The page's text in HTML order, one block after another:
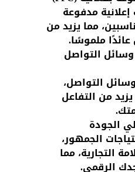
مدفوعة
مما يزيد من
ملموسًا.
التواصل
التواصل،
من التفاعل
الجودة
الجمهور،
التجارية، مما
الرقمي.